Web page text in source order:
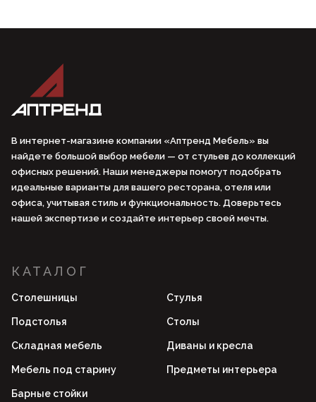
В интернет-магазине компании «Аптренд Мебель» вы
найдете большой выбор мебели — от стульев до коллекций
офисных решений. Наши менеджеры помогут подобрать
идеальные варианты для вашего ресторана, отеля или
офиса, учитывая стиль и функциональность. Доверьтесь
нашей экспертизе и создайте интерьер своей мечты.
КАТАЛОГ
Столешницы Стулья
Подстолья Столы
Складная мебель Диваны и кресла
Мебель под старину Предметы интерьера
Барные стойки